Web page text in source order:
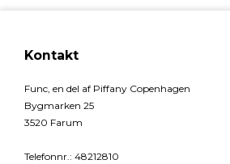
Kontakt
Func, en del af Piffany Copenhagen
Bygmarken 25
3520 Farum
Telefonnr.: 48212810